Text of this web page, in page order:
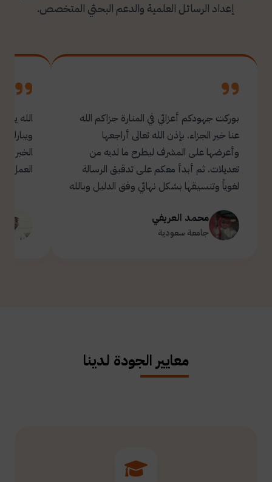
إعداد الرسائل العلمية والدعم البحثي المتخصص.
بوركت جهودكم أعزائي في المنارة جزاكم الله
عنا خير الجزاء. بإذن الله تعالى أراجعها
وأعرضها على المشرف ليطرح ما لديه من
تعديلات. ثم أبدأ معكم على تدقيق الرسالة
لغوياً وتنسيقها بشكل نهائي وفق الدليل وبالله
محمد العريفي
جامعة سعودية
الله
العمل.
معايير الجودة لدينا